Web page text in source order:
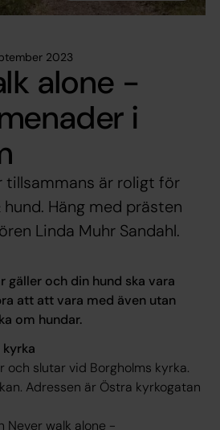
2023
alone -
i
tillsammans är roligt för
Häng med prästen
Linda Muhr Sandahl.
gäller och din hund ska vara
att att vara med även utan
om hundar.
och slutar vid Borgholms kyrka.
Adressen är Östra kyrkogatan
Never walk alone -